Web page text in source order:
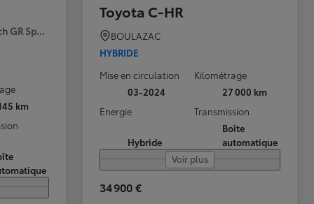
GR Sport Premiere MY25
km
Toyota C-HR
BOULAZAC
HYBRIDE
Mise en circulation
03-2024
Kilométrage
27 000 km
Energie
Hybride
Transmission
Boîte
automatique
Voir plus
34 900 €